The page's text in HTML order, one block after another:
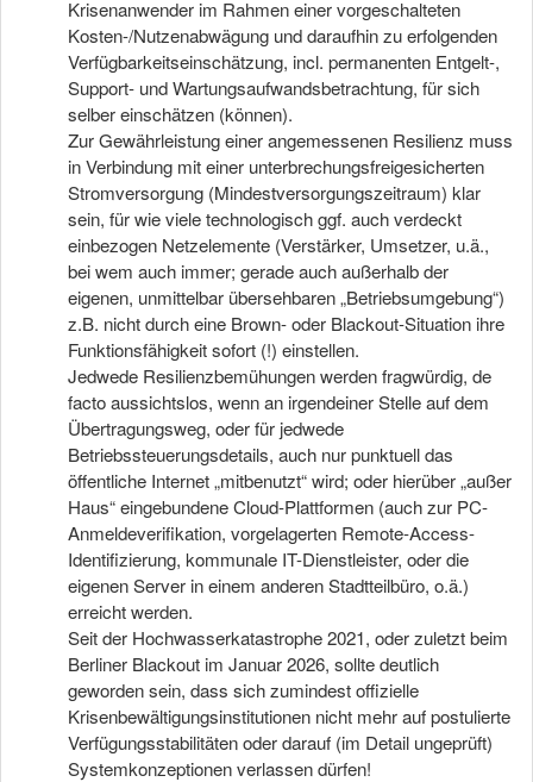
Krisenanwender im Rahmen einer vorgeschalteten
Kosten-/Nutzenabwägung und daraufhin zu erfolgenden
Verfügbarkeitseinschätzung, incl. permanenten Entgelt-,
Support- und Wartungsaufwandsbetrachtung, für sich
selber einschätzen (können).
Zur Gewährleistung einer angemessenen Resilienz muss
in Verbindung mit einer unterbrechungsfreigesicherten
Stromversorgung (Mindestversorgungszeitraum) klar
sein, für wie viele technologisch ggf. auch verdeckt
einbezogen Netzelemente (Verstärker, Umsetzer, u.ä.,
bei wem auch immer; gerade auch außerhalb der
eigenen, unmittelbar übersehbaren „Betriebsumgebung“)
z.B. nicht durch eine Brown- oder Blackout-Situation ihre
Funktionsfähigkeit sofort (!) einstellen.
Jedwede Resilienzbemühungen werden fragwürdig, de
facto aussichtslos, wenn an irgendeiner Stelle auf dem
Übertragungsweg, oder für jedwede
Betriebssteuerungsdetails, auch nur punktuell das
öffentliche Internet „mitbenutzt“ wird; oder hierüber „außer
Haus“ eingebundene Cloud-Plattformen (auch zur PC-
Anmeldeverifikation, vorgelagerten Remote-Access-
Identifizierung, kommunale IT-Dienstleister, oder die
eigenen Server in einem anderen Stadtteilbüro, o.ä.)
erreicht werden.
Seit der Hochwasserkatastrophe 2021, oder zuletzt beim
Berliner Blackout im Januar 2026, sollte deutlich
geworden sein, dass sich zumindest offizielle
Krisenbewältigungsinstitutionen nicht mehr auf postulierte
Verfügungsstabilitäten oder darauf (im Detail ungeprüft)
Systemkonzeptionen verlassen dürfen!